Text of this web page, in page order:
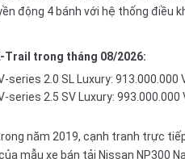
động 4 bánh với hệ thống điều
Trail trong tháng 08/2026:
series 2.0 SL Luxury: 913.000.000
series 2.5 SV Luxury: 993.000.000
năm 2019, cạnh tranh trực
mẫu xe bán tải Nissan NP300